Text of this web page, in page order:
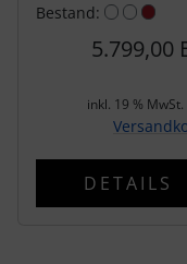
Bestand:
5.799,00
inkl. 19 % MwSt.
DETAILS
Ultradynamico